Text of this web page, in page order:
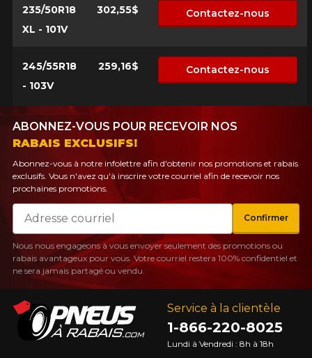
235/50R18
XL - 101V
302,55$ Contactez-nous
245/55R18
- 103V
259,16$ Contactez-nous
Service à la clientèle
1-866-220-8025
Lundi à Vendredi : 8h à 18h
ABONNEZ-VOUS POUR RECEVOIR NOS
RABAIS EXCLUSIFS!
Abonnez-vous à notre infolettre afin d'obtenir nos promotions et rabais
exclusifs. Vous n'avez qu'à inscrire votre courriel afin de recevoir nos
prochaines promotions.
Courriel
Confirmer
Nous nous engageons à vous envoyer seulement des promotions ou
rabais avantageux pour vous. Votre courriel restera 100% confidentiel et
ne sera jamais partagé ou vendu.